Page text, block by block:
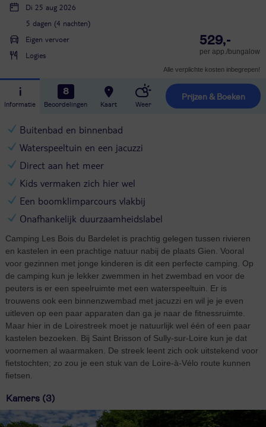
Di 25 aug 2026
5 dagen (4 nachten)
Eigen vervoer
Logies
529,-
per app./bungalow
Alle verplichte kosten inbegrepen!
Informatie
8
Beoordelingen Kaart Weer
Prijzen & Boeken
Buitenbad en binnenbad
Waterspeeltuin en een jacuzzi
Direct aan het meer
Kids vermaken zich hier wel
Een boomklimparcours vlakbij
Onafhankelijk duurzaamheidslabel
Camping Les Bois du Bardelet is prachtig gelegen tussen rivieren
en kastelen in een prachtige natuur nabij de plaats Gien. Vooral
voor gezinnen met jonge kinderen is dit een perfecte camping. Op
de camping kun je lekker zwemmen in het zwembad en voor de
peuters is er een speelruimte met een waterspeeltuin. Er is
trouwens ook een binnenzwembad met jacuzzi en wil je je even
uitleven op een paar apparaten dan ga je naar de fitnessruimte.
Maar hier in de Loirestreek moet je natuurlijk wel één of een paar
kastelen bezoeken. Bij Saint Brisson of Sully-sur-Loire kun je dat
voornemen al waarmaken. De streek leent zich ook uitstekend voor
fietstochten; zo zou je een stuk van de Loire-à-Vélo route kunnen
fietsen.
Kamers (3)